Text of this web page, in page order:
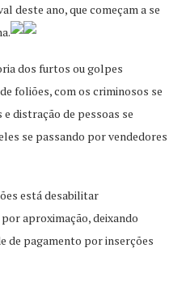
deste ano, que começam a se
dos furtos ou golpes
foliões, com os criminosos se
distração de pessoas se
se passando por vendedores
está desabilitar
aproximação, deixando
de pagamento por inserções